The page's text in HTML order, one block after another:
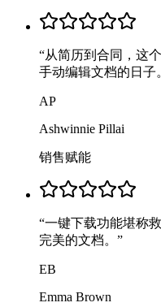
“从简历到合同，这
手动编辑文档的日子
AP
Ashwinnie Pillai
销售赋能
“一键下载功能堪称
完美的文档。 ”
EB
Emma Brown